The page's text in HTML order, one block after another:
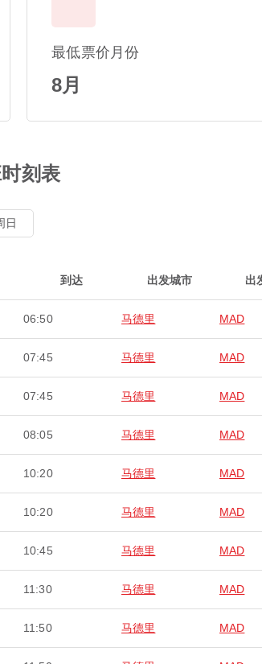
最低票价月份
8月
刻表
日
到达 出发城市 出
06:50 马德里 MAD
07:45 马德里 MAD
07:45 马德里 MAD
08:05 马德里 MAD
10:20 马德里 MAD
10:20 马德里 MAD
10:45 马德里 MAD
11:30 马德里 MAD
11:50 马德里 MAD